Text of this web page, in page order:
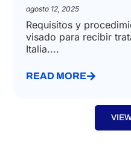
agosto 12, 2025
Requisitos y
visado para recibir
Italia....
READ MORE